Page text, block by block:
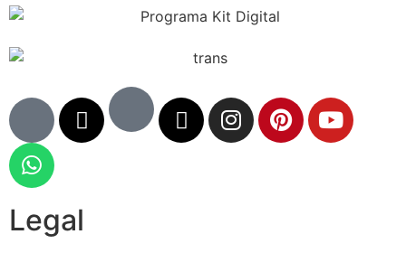
Legal